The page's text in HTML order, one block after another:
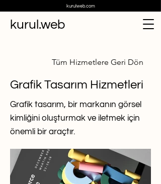
kurulweb.com
kurul.web
Tüm Hizmetlere Geri Dön
Grafik Tasarım Hizmetleri
Grafik tasarım, bir markanın görsel
kimliğini oluşturmak ve iletmek için
önemli bir araçtır.